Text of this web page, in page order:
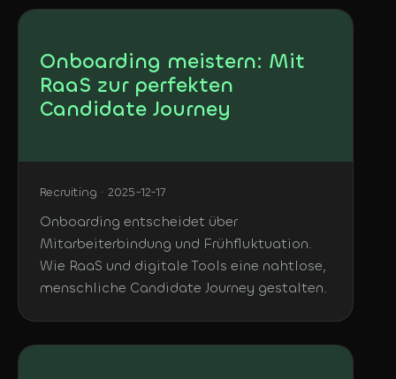
Onboarding meistern: Mit
RaaS zur perfekten
Candidate Journey
Recruiting · 2025-12-17
Onboarding entscheidet über
Mitarbeiterbindung und Frühfluktuation.
Wie RaaS und digitale Tools eine nahtlose,
menschliche Candidate Journey gestalten.